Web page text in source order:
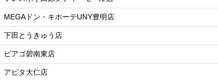
MEGAドン・キホーテUNY豊明店
下田とうきゅう店
ピアゴ碧南東店
アピタ大仁店